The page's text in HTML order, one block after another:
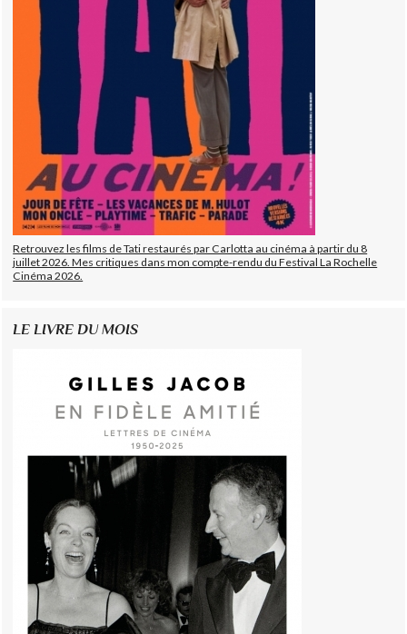
Retrouvez les films de Tati restaurés par Carlotta au cinéma à partir du 8
juillet 2026. Mes critiques dans mon compte-rendu du Festival La Rochelle
Cinéma 2026.
LE LIVRE DU MOIS